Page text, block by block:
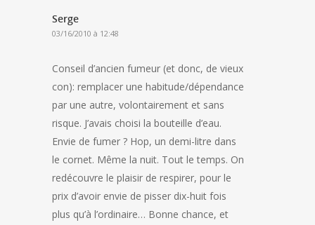
Serge
03/16/2010 à 12:48
Conseil d’ancien fumeur (et donc, de vieux
con): remplacer une habitude/dépendance
par une autre, volontairement et sans
risque. J’avais choisi la bouteille d’eau.
Envie de fumer ? Hop, un demi-litre dans
le cornet. Même la nuit. Tout le temps. On
redécouvre le plaisir de respirer, pour le
prix d’avoir envie de pisser dix-huit fois
plus qu’à l’ordinaire… Bonne chance, et